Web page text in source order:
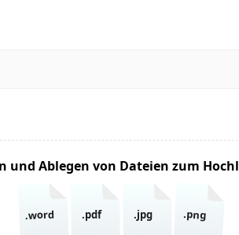
und Ablegen von Dateien zum
.word .pdf .jpg .png